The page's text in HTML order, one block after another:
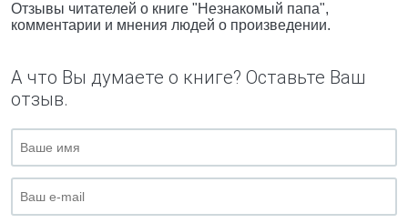
Отзывы читателей о книге "Незнакомый папа",
комментарии и мнения людей о произведении.
А что Вы думаете о книге? Оставьте Ваш
отзыв.